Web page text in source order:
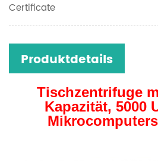
Certificate
Produktdetails
Tischzentrifuge
Kapazität, 5000